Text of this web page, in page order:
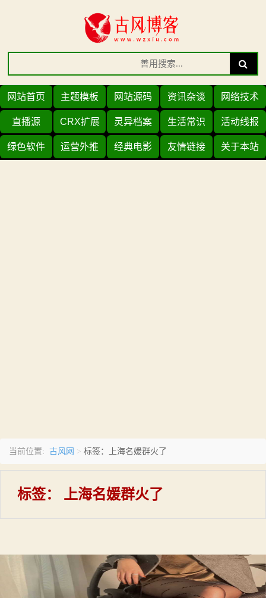
Search
for:
Search
网站首页 主题模板 网站源码 资讯杂谈 网络技术
直播源 CRX扩展 灵异档案 生活常识 活动线报
绿色软件 运营外推 经典电影 友情链接 关于本站
当前位置: 古风网 > 标签：上海名媛群火了
标签： 上海名媛群火了